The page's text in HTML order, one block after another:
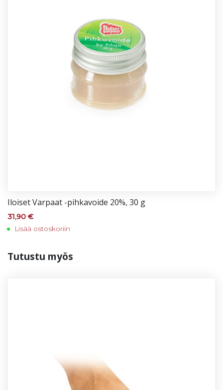
Iloi­set Var­paat -pih­ka­voi­de 20%, 30 g
31,90 €
Lisää ostoskoriin
Tu­tus­tu myös